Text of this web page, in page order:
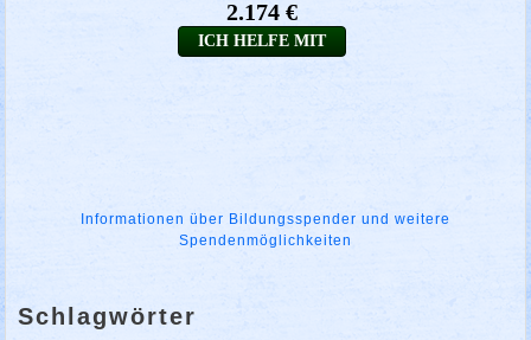
Informationen über Bildungsspender und weitere
Spendenmöglichkeiten
Schlagwörter